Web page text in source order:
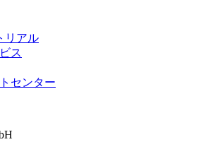
リアル
ス
センター